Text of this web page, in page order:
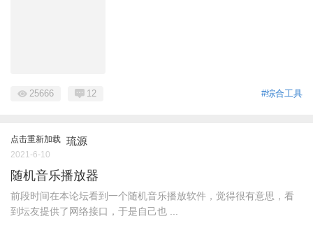
#综合工具
25666 12
点击重新加载 琉源
2021-6-10
随机音乐播放器
前段时间在本论坛看到一个随机音乐播放软件，觉得很有意思，看
到坛友提供了网络接口，于是自己也 ...